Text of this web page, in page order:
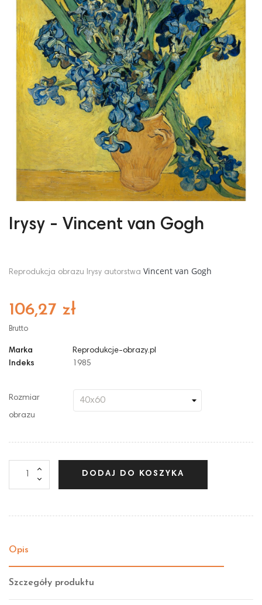
Irysy - Vincent van Gogh
Reprodukcja obrazu Irysy autorstwa Vincent van Gogh
106,27 zł
Brutto
Marka
Reprodukcje-obrazy.pl
Indeks
1985
Rozmiar
obrazu
DODAJ DO KOSZYKA
Opis
Szczegóły produktu